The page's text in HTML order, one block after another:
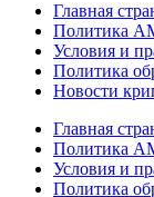
Главная
Политика
Условия и
Политика
Новости
Главная
Политика
Условия и
Политика